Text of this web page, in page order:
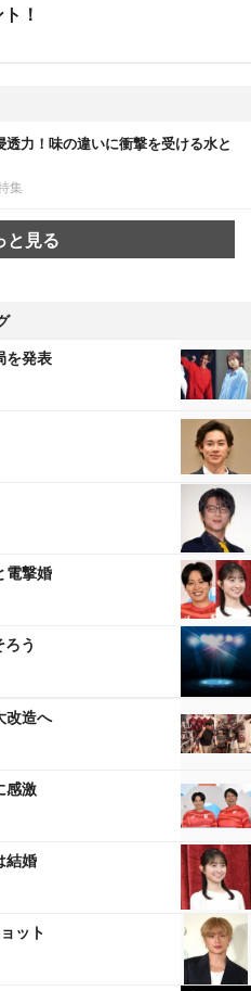
！
力！味の違いに衝撃を受ける水と
集
と見る
を発表
電撃婚
う
改造へ
感激
結婚
ット